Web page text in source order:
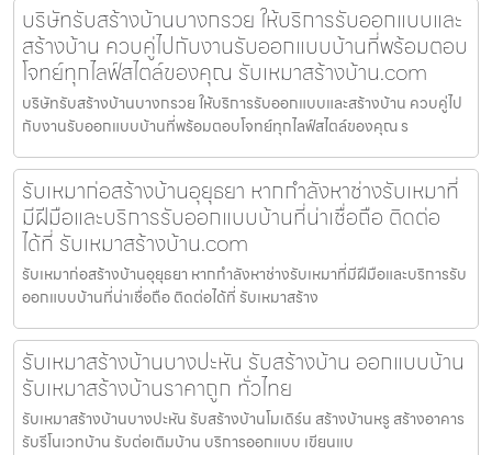
บริษัทรับสร้างบ้านบางกรวย ให้บริการรับออกแบบและ
สร้างบ้าน ควบคู่ไปกับงานรับออกแบบบ้านที่พร้อมตอบ
โจทย์ทุกไลฟ์สไตล์ของคุณ รับเหมาสร้างบ้าน.com
บริษัทรับสร้างบ้านบางกรวย ให้บริการรับออกแบบและสร้างบ้าน ควบคู่ไป
กับงานรับออกแบบบ้านที่พร้อมตอบโจทย์ทุกไลฟ์สไตล์ของคุณ ร
รับเหมาก่อสร้างบ้านอุยุธยา หากกำลังหาช่างรับเหมาที่
มีฝีมือและบริการรับออกแบบบ้านที่น่าเชื่อถือ ติดต่อ
ได้ที่ รับเหมาสร้างบ้าน.com
รับเหมาก่อสร้างบ้านอุยุธยา หากกำลังหาช่างรับเหมาที่มีฝีมือและบริการรับ
ออกแบบบ้านที่น่าเชื่อถือ ติดต่อได้ที่ รับเหมาสร้าง
รับเหมาสร้างบ้านบางปะหัน รับสร้างบ้าน ออกแบบบ้าน
รับเหมาสร้างบ้านราคาถูก ทั่วไทย
รับเหมาสร้างบ้านบางปะหัน รับสร้างบ้านโมเดิร์น สร้างบ้านหรู สร้างอาคาร
รับรีโนเวทบ้าน รับต่อเติมบ้าน บริการออกแบบ เขียนแบ